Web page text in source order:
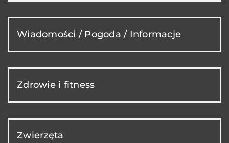
Wiadomości / Pogoda / Informacje
Zdrowie i fitness
Zwierzęta